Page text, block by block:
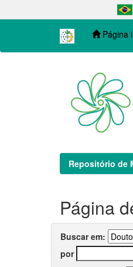
navigation
Página
Repositório de
Página
Buscar em:
por